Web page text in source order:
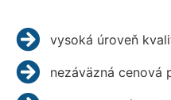
vysoká úroveň
nezáväzná cenová